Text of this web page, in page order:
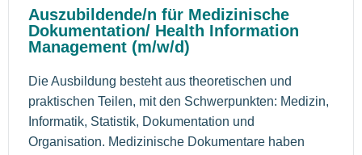
Auszubildende/n für Medizinische
Dokumentation/ Health Information
Management (m/w/d)
Die Ausbildung besteht aus theoretischen und
praktischen Teilen, mit den Schwerpunkten: Medizin,
Informatik, Statistik, Dokumentation und
Organisation. Medizinische Dokumentare haben